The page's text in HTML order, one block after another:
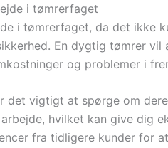
i tømrerfaget
i tømrerfaget, da det ikke
En dygtig tømrer
og problemer i
det vigtigt at spørge om
hvilket kan give dig
fra tidligere kunder for